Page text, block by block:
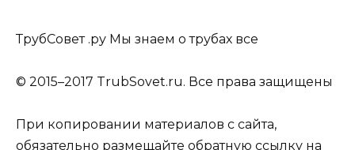
ТрубСовет .ру Мы знаем о трубах все
© 2015–2017 TrubSovet.ru. Все права защищены
При копировании материалов с сайта,
обязательно размещайте обратную ссылку на